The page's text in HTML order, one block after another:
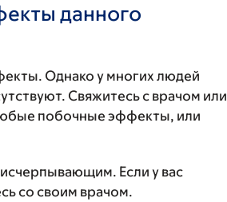
данного
Однако у многих людей
Свяжитесь с врачом или
побочные эффекты, или
Если у вас
со своим врачом.